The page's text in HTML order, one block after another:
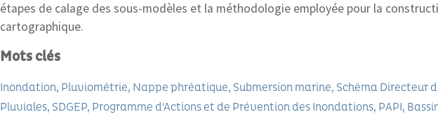
étapes de calage des sous-modèles et la méthodologie employée pour la
cartographique.
Mots clés
Inondation Pluviométrie Nappe phréatique Submersion marine Schéma Directeur
Pluviales SDGEP Programme d'Actions et de Prévention des Inondations PAPI